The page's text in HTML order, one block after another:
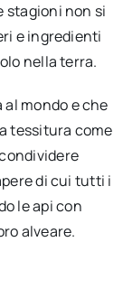
stagioni non si
e ingredienti
nella terra.
mondo e che
tessitura come
di cui tutti i
le api con
alveare.